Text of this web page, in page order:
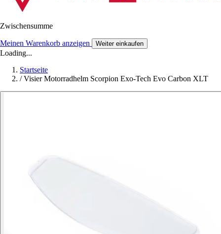
Zwischensumme
Meinen Warenkorb anzeigen Weiter einkaufen
Loading...
Startseite
/ Visier Motorradhelm Scorpion Exo-Tech Evo Carbon XLT